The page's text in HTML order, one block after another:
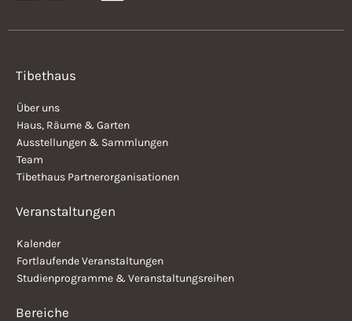
Tibethaus
Über uns
Haus, Räume & Garten
Ausstellungen & Sammlungen
Team
Tibethaus Partnerorganisationen
Veranstaltungen
Kalender
Fortlaufende Veranstaltungen
Studienprogramme & Veranstaltungsreihen
Bereiche